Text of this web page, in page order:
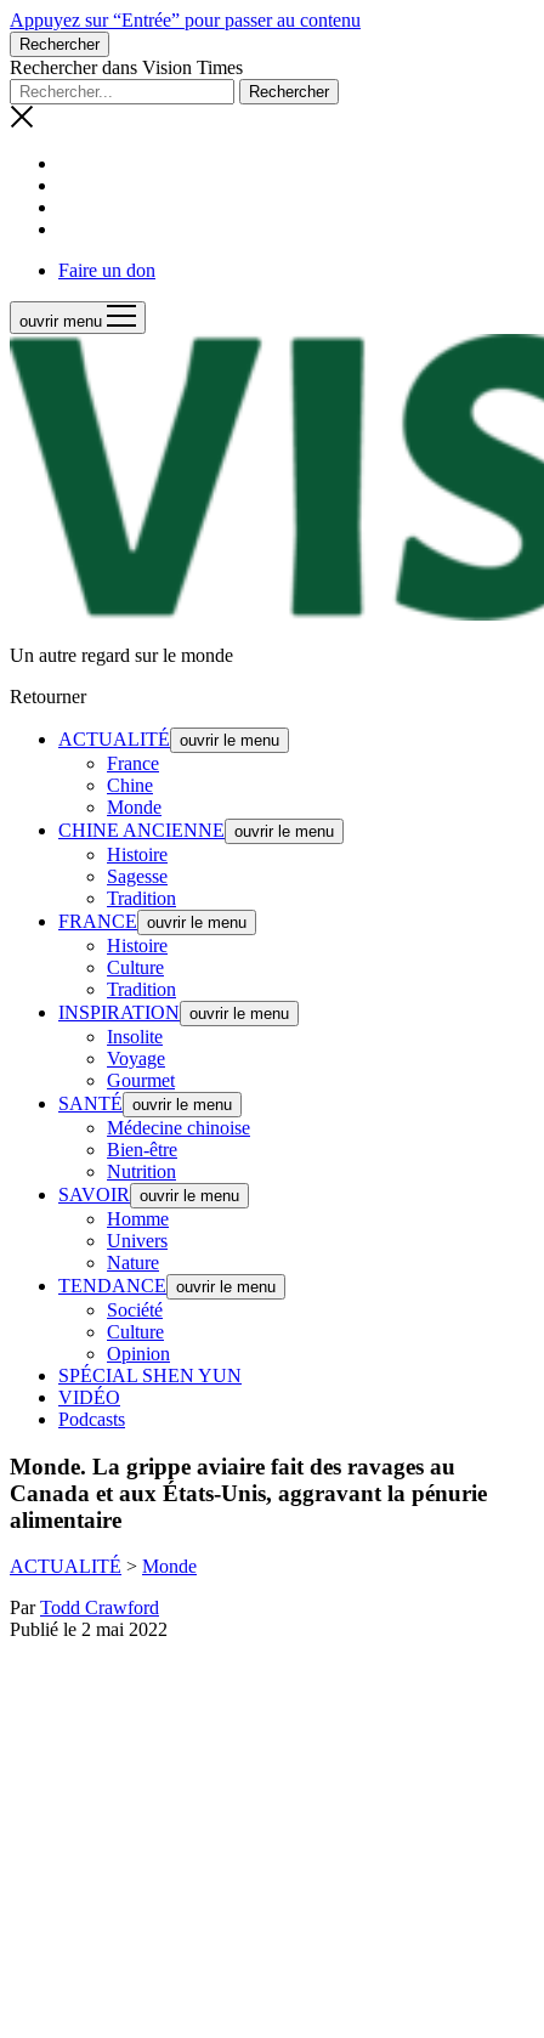
Appuyez sur “Entrée” pour passer au contenu
Rechercher
Rechercher dans Vision Times
Faire un don
ouvrir menu
Un autre regard sur le monde
Retourner
ACTUALITÉ ouvrir le menu
France
Chine
Monde
CHINE ANCIENNE ouvrir le menu
Histoire
Sagesse
Tradition
FRANCE ouvrir le menu
Histoire
Culture
Tradition
INSPIRATION ouvrir le menu
Insolite
Voyage
Gourmet
SANTÉ ouvrir le menu
Médecine chinoise
Bien-être
Nutrition
SAVOIR
ouvrir le menu
Homme
Univers
Nature
TENDANCE ouvrir le menu
Société
Culture
Opinion
SPÉCIAL SHEN YUN
VIDÉO
Podcasts
Monde. La grippe aviaire fait des ravages au
Canada et aux États-Unis, aggravant la pénurie
alimentaire
ACTUALITÉ > Monde
ParTodd Crawford
Publié le 2 mai 2022